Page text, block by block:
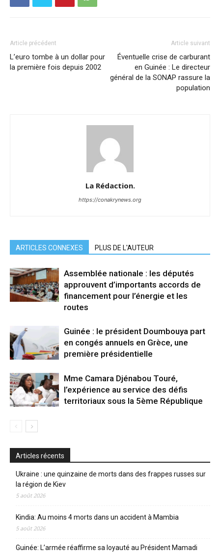
Article précédent
L’euro tombe à un dollar pour
la première fois depuis 2002
Article suivant
Éventuelle crise de carburant
en Guinée : Le directeur
général de la SONAP rassure la
population
La Rédaction.
https://conakrynews.org
ARTICLES CONNEXES PLUS DE L'AUTEUR
Assemblée nationale : les députés
approuvent d’importants accords de
financement pour l’énergie et les
routes
Guinée : le président Doumbouya part
en congés annuels en Grèce, une
première présidentielle
Mme Camara Djénabou Touré,
l’expérience au service des défis
territoriaux sous la 5ème République
Articles récents
Ukraine : une quinzaine de morts dans des frappes russes sur
la région de Kiev
5 août 2026
Kindia: Au moins 4 morts dans un accident à Mambia
5 août 2026
Guinée: L’armée réaffirme sa loyauté au Président Mamadi